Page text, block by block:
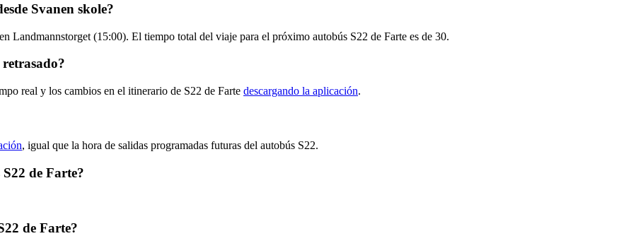
Svanen skole?
Landmannstorget (15:00). El tiempo total del viaje para el próximo autobús S22 de Farte es de 30.
real y los cambios en el itinerario de S22 de Farte descargando la aplicación.
, igual que la hora de salidas programadas futuras del autobús S22.
de Farte?
de Farte?